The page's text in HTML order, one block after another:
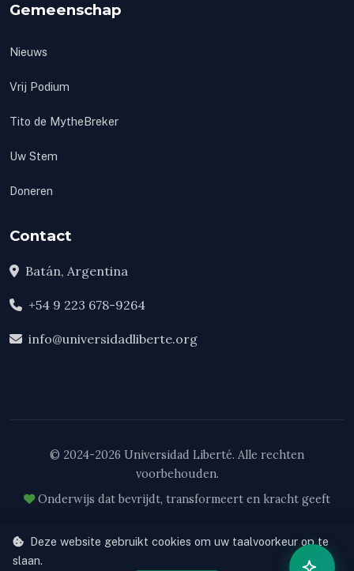
Gemeenschap
Nieuws
Vrij Podium
Tito de MytheBreker
Uw Stem
Doneren
Contact
Batán, Argentina
+54 9 223 678-9264
info@universidadliberte.org
© 2024-2026 Universidad Liberté. Alle rechten
voorbehouden.
Onderwijs dat bevrijdt, transformeert en kracht geeft
Cooperativa de Trabajo Liberté Ltda. — Matrícula Nacional 62308
Res. RS 103-33/24
Deze website gebruikt cookies om uw taalvoorkeur op te
slaan.